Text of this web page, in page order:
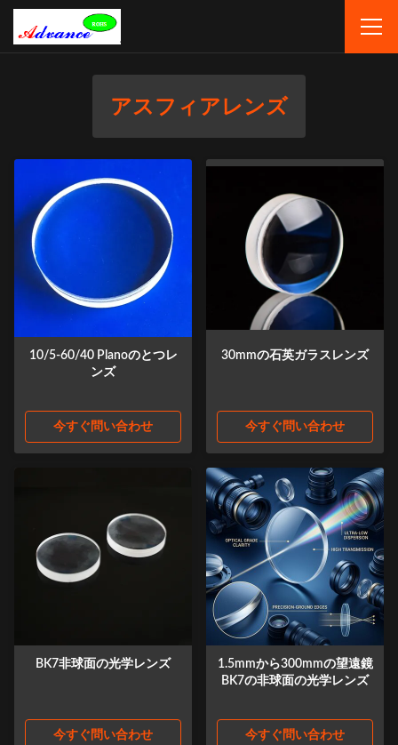
アスフィアレンズ
10/5-60/40 Planoのとつレ
ンズ
今すぐ問い合わせ
30mmの石英ガラスレンズ
今すぐ問い合わせ
BK7非球面の光学レンズ
今すぐ問い合わせ
1.5mmから300mmの望遠鏡
BK7の非球面の光学レンズ
今すぐ問い合わせ